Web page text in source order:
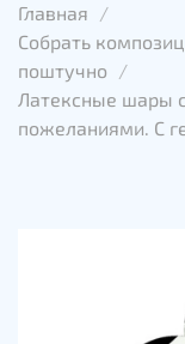
Главная
Собрать
поштучно
Латексные шары
пожеланиями. С